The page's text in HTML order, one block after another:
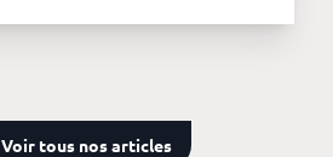
Voir tous nos articles